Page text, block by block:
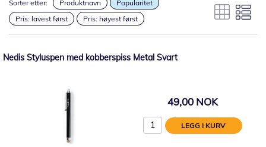
Sorter etter: Produktnavn
Popularitet
Pris: lavest først
Pris: høyest først
Nedis Styluspen med kobberspiss Metal Svart
49,00 NOK
LEGG I KURV